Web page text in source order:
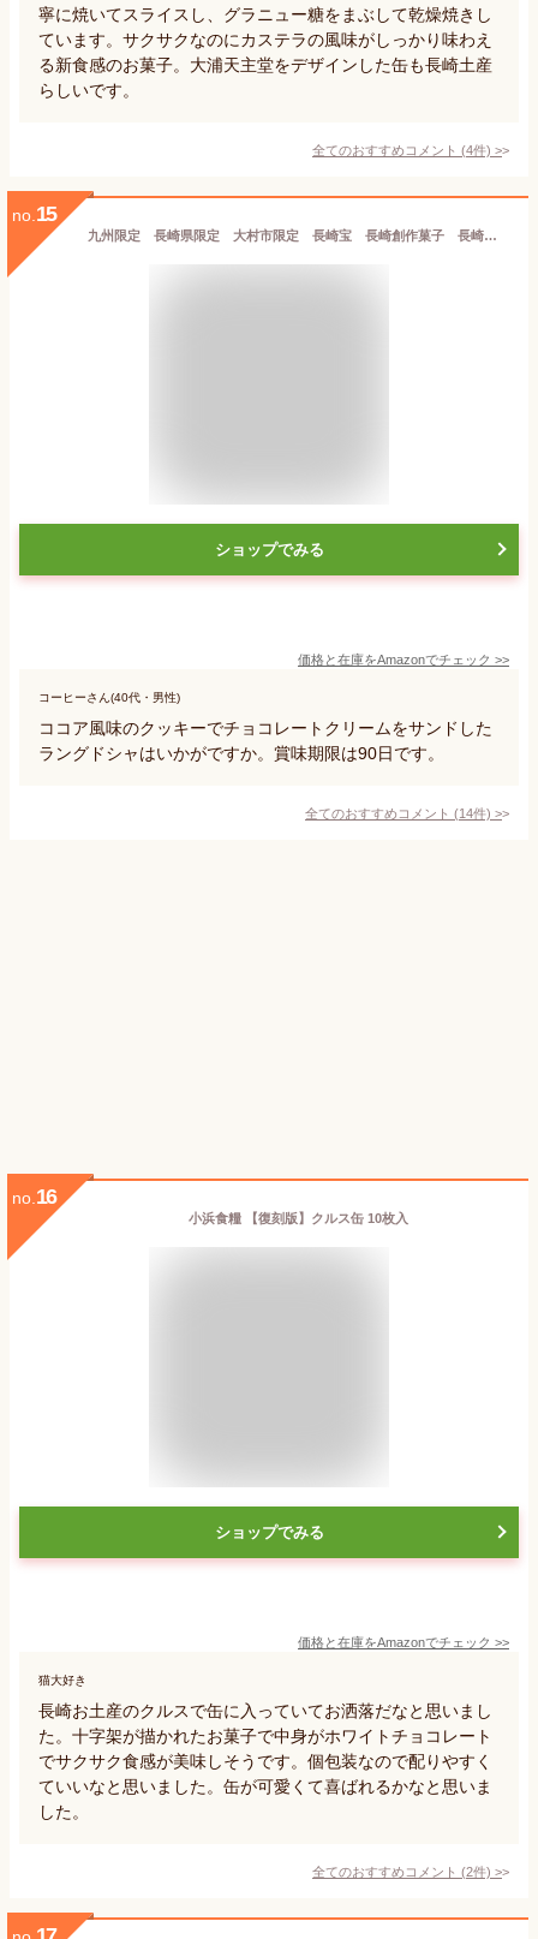
寧に焼いてスライスし、グラニュー糖をまぶして乾燥焼きし
ています。サクサクなのにカステラの風味がしっかり味わえ
る新食感のお菓子。大浦天主堂をデザインした缶も長崎土産
らしいです。
全てのおすすめコメント (4件) >
no. 15
九州限定 長崎県限定 大村市限定 長崎宝 長崎創作菓子 長崎しょこらんだ チョコラングドシャ Nagasaki Chocolanda Langue de chat Nagasaki Sweets 10枚入り ラングドシャ
ショップでみる
価格と在庫をAmazonでチェック >>
コーヒーさん(40代・男性)
ココア風味のクッキーでチョコレートクリームをサンドした
ラングドシャはいかがですか。賞味期限は90日です。
全てのおすすめコメント (14件) >
no. 16
小浜食糧 【復刻版】クルス缶 10枚入
ショップでみる
価格と在庫をAmazonでチェック >>
猫大好き
長崎お土産のクルスで缶に入っていてお洒落だなと思いまし
た。十字架が描かれたお菓子で中身がホワイトチョコレート
でサクサク食感が美味しそうです。個包装なので配りやすく
ていいなと思いました。缶が可愛くて喜ばれるかなと思いま
した。
全てのおすすめコメント (2件) >